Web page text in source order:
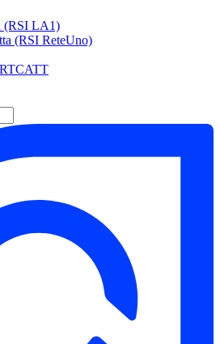
(RSI LA1)
(RSI ReteUno)